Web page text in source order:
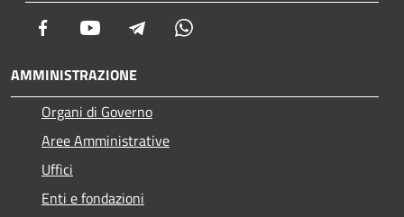
Facebook Youtube Telegram
AMMINISTRAZIONE
Organi di Governo
Aree Amministrative
Uffici
Enti e fondazioni